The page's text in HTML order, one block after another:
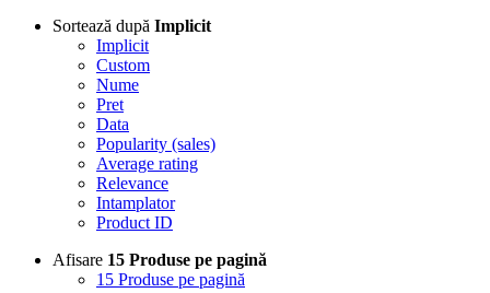
Sortează după Implicit
Implicit
Custom
Nume
Pret
Data
Popularity (sales)
Average rating
Relevance
Intamplator
Product ID
Afisare 15 Produse pe pagină
15 Produse pe pagină